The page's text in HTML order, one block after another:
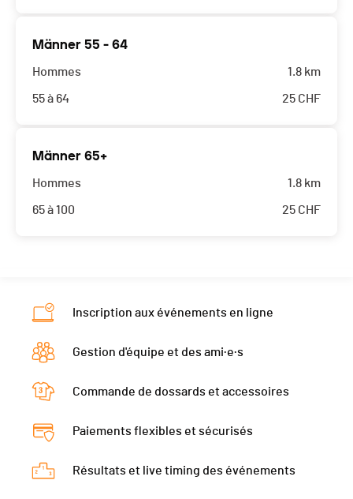
Männer 55 - 64
Hommes
55 à 64
1.8 km
25 CHF
Männer 65+
Hommes
65 à 100
1.8 km
25 CHF
Inscription aux événements en ligne
Gestion d'équipe et des ami·e·s
Commande de dossards et accessoires
Paiements flexibles et sécurisés
Résultats et live timing des événements